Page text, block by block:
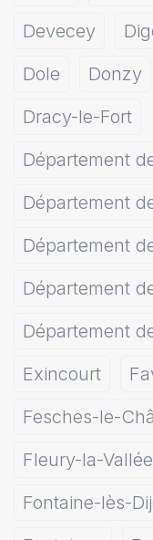
Devecey
Dole
Donzy
Dracy-le-Fort
Département
Département
Département
Département
Département
Exincourt
Fesches-le-
Fleury-la-Vallée
Fontaine-lès-